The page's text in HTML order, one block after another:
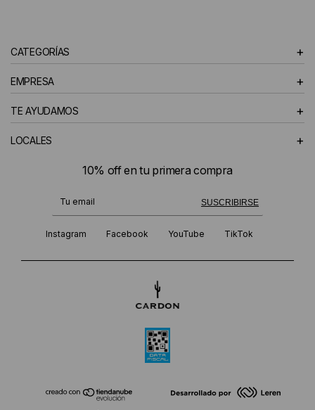
CATEGORÍAS +
EMPRESA +
TE AYUDAMOS +
LOCALES +
10% off en tu primera compra
SUSCRIBIRSE
¡Te suscribiste exitosamente!
Instagram Facebook YouTube TikTok